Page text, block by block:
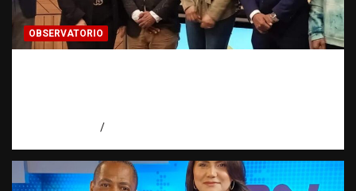
OBSERVATORIO